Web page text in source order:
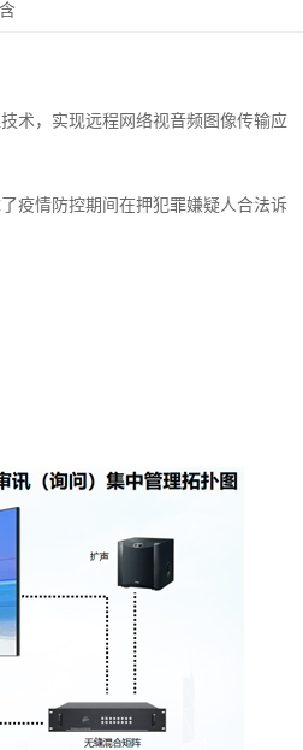
术，实现远程网络视音频图像传输应
疫情防控期间在押犯罪嫌疑人合法诉